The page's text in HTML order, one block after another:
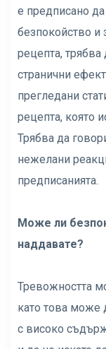
е предписано
безпокойство и
рецепта, трябва
странични
прегледани
рецепта, която
Трябва да
нежелани
предписанията.
Може ли
наддавате?
Тревожността
като това може
с високо